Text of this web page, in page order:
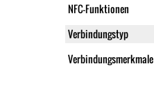
NFC-Funktionen
Verbindungstyp
Verbindungsmerkmale